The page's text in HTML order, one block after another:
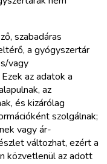
szabadáras
a gyógyszertár
vagy
az adatok a
az
és kizárólag
szolgálnak;
vagy ár-
változhat, ezért a
közvetlenül az adott